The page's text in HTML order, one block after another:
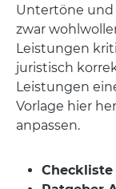
Untertöne
zwar
Leistungen
juristisch
Leistungen
Vorlage hier
anpassen.